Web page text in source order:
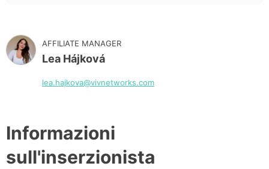
AFFILIATE MANAGER
Lea Hájková
lea.hajkova@vivnetworks.com
Informazioni
sull'inserzionista